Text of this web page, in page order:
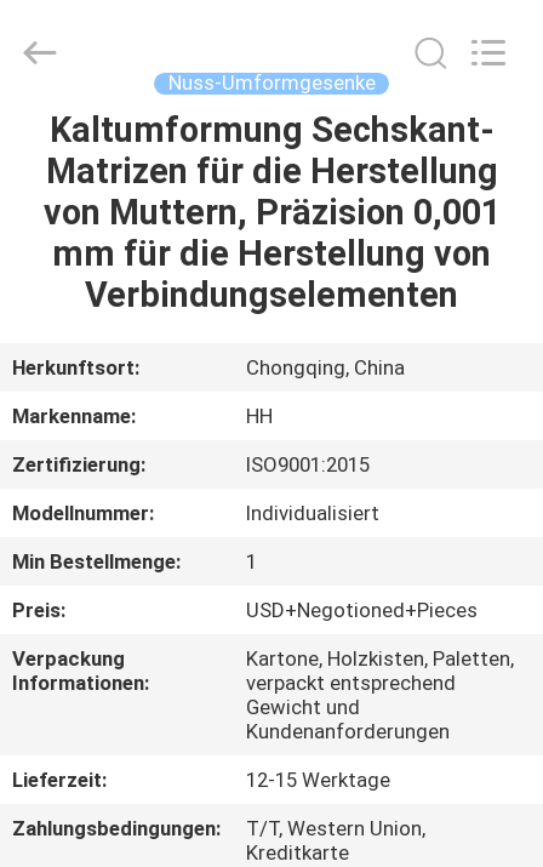
HAUS
PRODUKTE
VIDEOS
ÜBER
UNS
FABRIK-
AUSFLUG
QUALITÄTSKONTROLLE
TRETEN
UNS
IN
Limited.
Reserved.
Nuss-Umformgesenke
Kaltumformung Sechskant-
Matrizen für die Herstellung
von Muttern, Präzision 0,001
mm für die Herstellung von
Verbindungselementen
Herkunftsort:
Chongqing, China
Markenname:
HH
Zertifizierung:
ISO9001:2015
Modellnummer:
Individualisiert
Min Bestellmenge:
1
Preis:
USD+Negotioned+Pieces
Verpackung
Informationen:
Kartone, Holzkisten, Paletten,
verpackt entsprechend
Gewicht und
Kundenanforderungen
Lieferzeit:
12-15 Werktage
Zahlungsbedingungen:
T/T, Western Union,
Kreditkarte